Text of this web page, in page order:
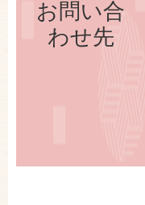
お問い合
わせ先